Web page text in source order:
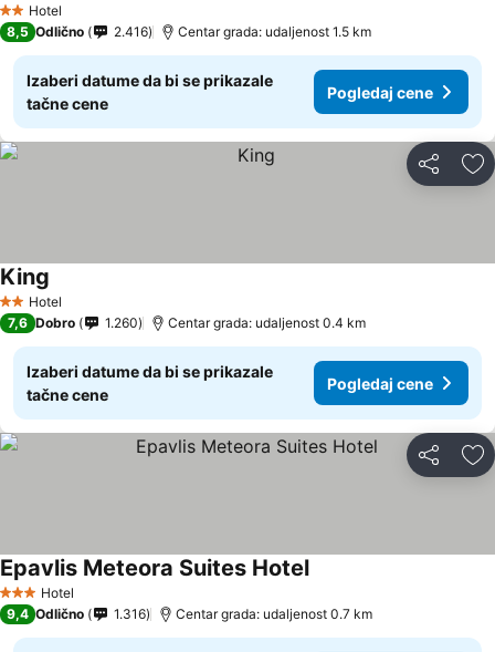
2 Zvezdice
Hotel
8,5 Odlično 2.416 Centar grada: udaljenost 1.5 km
Izaberi datume da bi se prikazale
tačne cene
Pogledaj cene
Deli
2 Zvezdice
Hotel
King
7,6 Dobro 1.260 Centar grada: udaljenost 0.4 km
Izaberi datume da bi se prikazale
tačne cene
Pogledaj cene
Deli
3 Zvezdice
Hotel
Epavlis Meteora Suites Hotel
9,4 Odlično 1.316 Centar grada: udaljenost 0.7 km